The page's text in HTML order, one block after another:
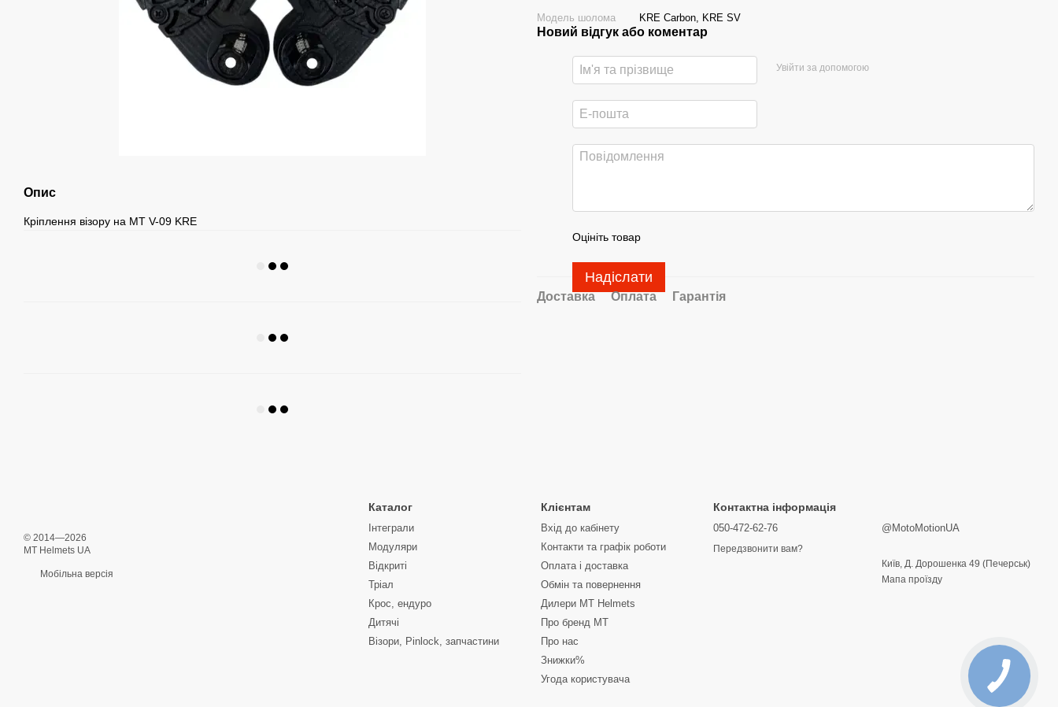
Опис
Кріплення візору на МТ V-09 KRE
Модель шолома KRE Carbon, KRE SV
Новий відгук або коментар
Увійти за допомогою
Оцініть товар
Надіслати
Доставка Оплата Гарантія
© 2014—2026
MT Helmets UA
Мобільна версія
Каталог
Інтеграли
Модуляри
Відкриті
Тріал
Крос, ендуро
Дитячі
Візори, Pinlock, запчастини
Клієнтам
Вхід до кабінету
Контакти та графік роботи
Оплата і доставка
Обмін та повернення
Дилери MT Helmets
Про бренд MT
Про нас
Знижки%
Угода користувача
Контактна інформація
050-472-62-76
Передзвонити вам?
@MotoMotionUA
Київ, Д. Дорошенка 49 (Печерськ)
Мапа проїзду